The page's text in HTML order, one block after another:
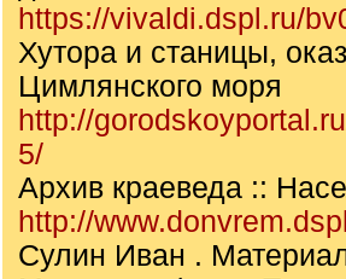
https://vivaldi.dspl.ru/
Хутора и станицы,
Цимлянского моря
http://
5/
Архив краеведа ::
http://
Сулин Иван .